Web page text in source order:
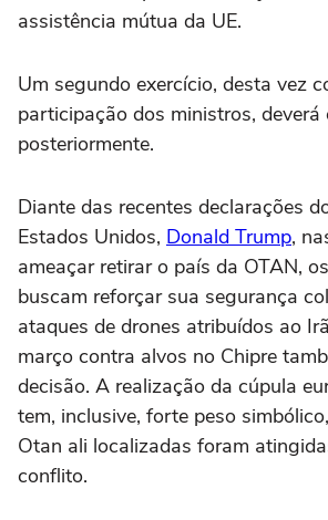
assistência mútua da UE.
Um segundo exercício, desta vez
participação dos ministros, deverá
posteriormente.
Diante das recentes declarações
Estados Unidos, Donald Trump,
ameaçar retirar o país da OTAN,
buscam reforçar sua segurança
ataques de drones atribuídos ao
março contra alvos no Chipre
decisão. A realização da cúpula
tem, inclusive, forte peso
Otan ali localizadas foram
conflito.